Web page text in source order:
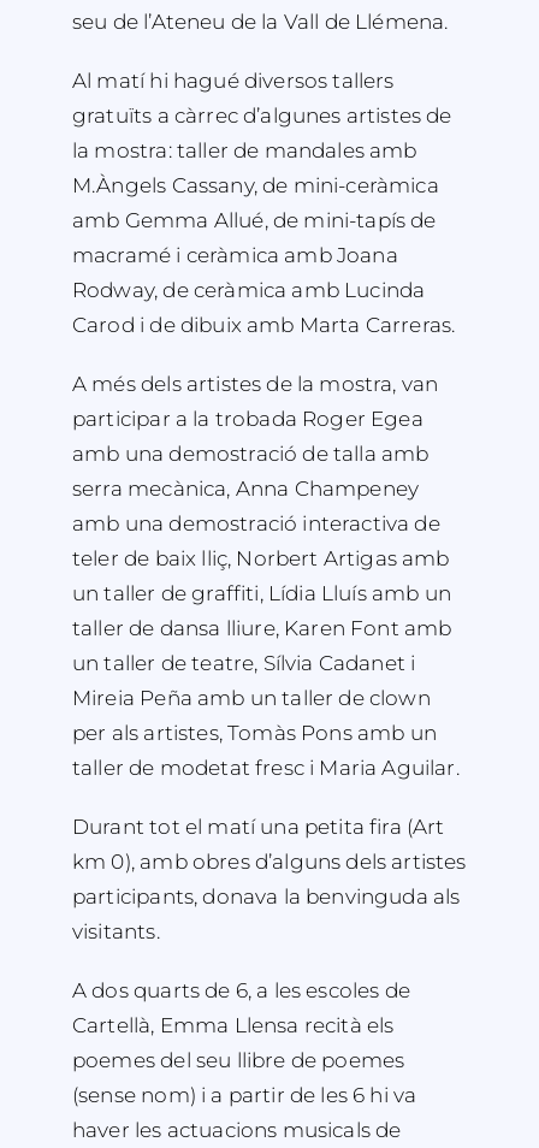
seu de l’Ateneu de la Vall de Llémena.
Al matí hi hagué diversos tallers
gratuïts a càrrec d’algunes artistes de
la mostra: taller de mandales amb
M.Àngels Cassany, de mini-ceràmica
amb Gemma Allué, de mini-tapís de
macramé i ceràmica amb Joana
Rodway, de ceràmica amb Lucinda
Carod i de dibuix amb Marta Carreras.
A més dels artistes de la mostra, van
participar a la trobada Roger Egea
amb una demostració de talla amb
serra mecànica, Anna Champeney
amb una demostració interactiva de
teler de baix lliç, Norbert Artigas amb
un taller de graffiti, Lídia Lluís amb un
taller de dansa lliure, Karen Font amb
un taller de teatre, Sílvia Cadanet i
Mireia Peña amb un taller de clown
per als artistes, Tomàs Pons amb un
taller de modetat fresc i Maria Aguilar.
Durant tot el matí una petita fira (Art
km 0), amb obres d’alguns dels artistes
participants, donava la benvinguda als
visitants.
A dos quarts de 6, a les escoles de
Cartellà, Emma Llensa recità els
poemes del seu llibre de poemes
(sense nom) i a partir de les 6 hi va
haver les actuacions musicals de